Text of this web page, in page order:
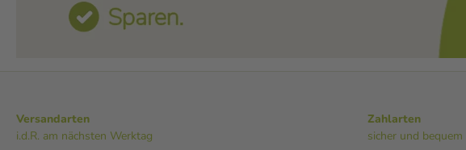
Versandarten
i.d.R. am nächsten Werktag
Zahlarten
sicher und bequem